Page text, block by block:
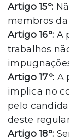
Artigo 15º:
membros
Artigo 16º: A
trabalhos
Artigo 17º: A
implica no
pelo
deste
Artigo 18º: